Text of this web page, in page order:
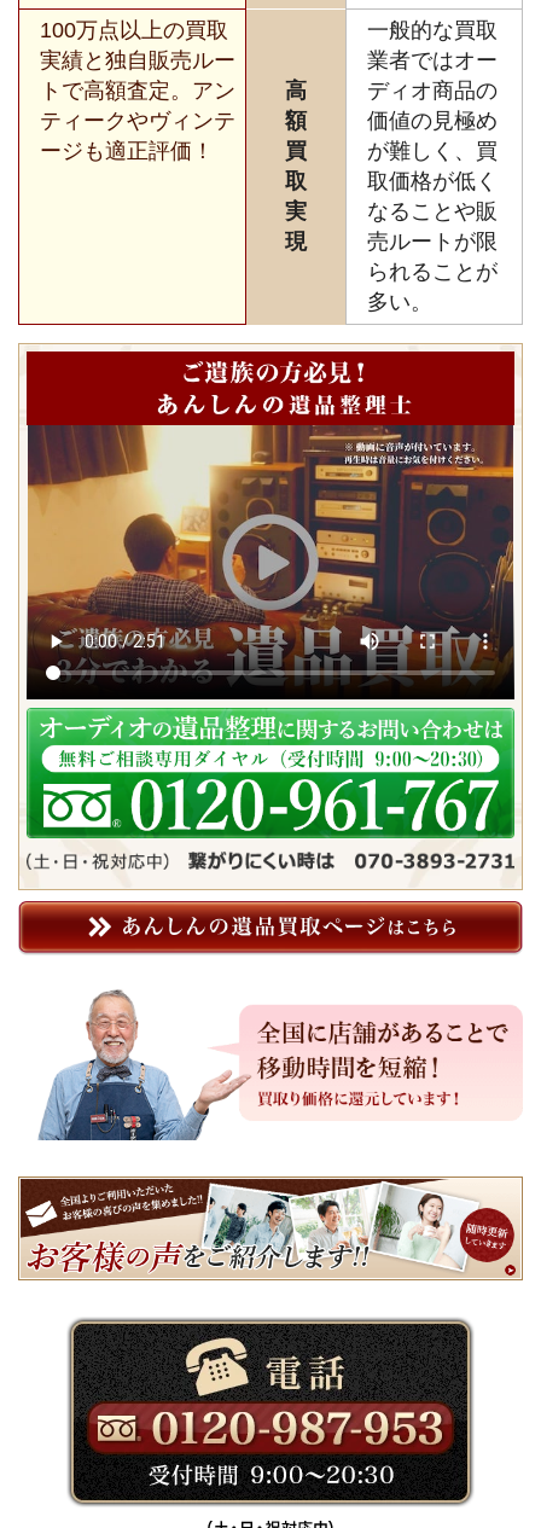
100万点以上の買取
実績と独自販売ルー
トで高額査定。アン
ティークやヴィンテ
ージも適正評価！
高
額
買
取
実
現
一般的な買取
業者ではオー
ディオ商品の
価値の見極め
が難しく、買
取価格が低く
なることや販
売ルートが限
られることが
多い。